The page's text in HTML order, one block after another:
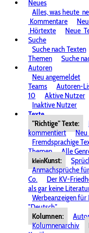
Neues
Alles, was heute
Kommentare
Hörtexte
Neue
Suche
Suche nach Texten
Themen
Suche
Autoren
Neu angemeldet
Teams
Autoren-
10
Aktive Nutzer
Inaktive Nutzer
Texte
"Richtige" Texte:
kommentiert
Neu
Fremdsprachige
Themen
Alle
kleinKunst:
Anmachsprüche
Co.
Der KV-
als gar keine
Werbeanzeigen für
"Deutsch"
Kolumnen:
Kolumnenarchiv